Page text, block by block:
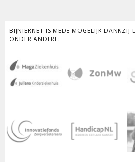
BIJNIERNET IS MEDE MOGELIJK DANKZIJ
ONDER ANDERE: